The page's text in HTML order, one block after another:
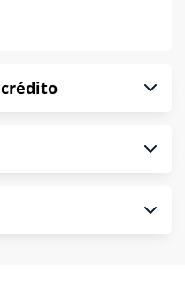
crédito
generas el
conforme a
a fin.